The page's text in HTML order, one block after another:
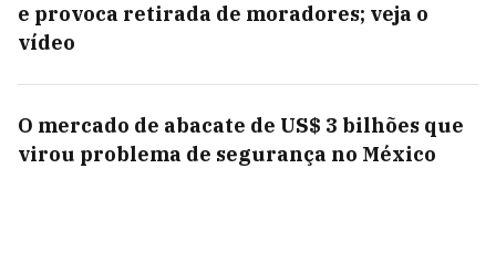
e provoca retirada de moradores; veja o
vídeo
O mercado de abacate de US$ 3 bilhões que
virou problema de segurança no México